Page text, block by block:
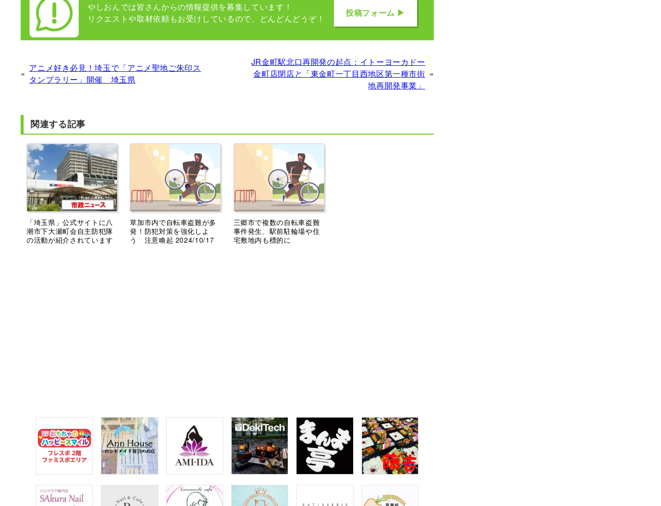
やしおんでは皆さんからの情報提供を募集しています！
リクエストや取材依頼もお受けしているので、どんどんどうぞ！
投稿フォーム ▶
«
アニメ好き必見！埼玉で「アニメ聖地ご朱印ス
タンプラリー」開催 埼玉県
JR金町駅北口再開発の起点：イトーヨーカドー
金町店閉店と「東金町一丁目西地区第一種市街
地再開発事業」
»
関連する記事
「埼玉県」公式サイトに八
潮市下大瀬町会自主防犯隊
の活動が紹介されています
草加市内で自転車盗難が多
発！防犯対策を強化しよ
う 注意喚起 2024/10/17
三郷市で複数の自転車盗難
事件発生、駅前駐輪場や住
宅敷地内も標的に